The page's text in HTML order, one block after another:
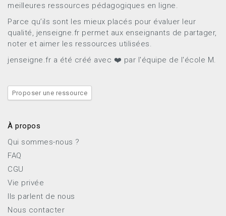
meilleures ressources pédagogiques en ligne.
Parce qu’ils sont les mieux placés pour évaluer leur
qualité, jenseigne.fr permet aux enseignants de partager,
noter et aimer les ressources utilisées.
jenseigne.fr a été créé avec ❤️ par l'équipe de l'école M.
Proposer une ressource
À propos
Qui sommes-nous ?
FAQ
CGU
Vie privée
Ils parlent de nous
Nous contacter